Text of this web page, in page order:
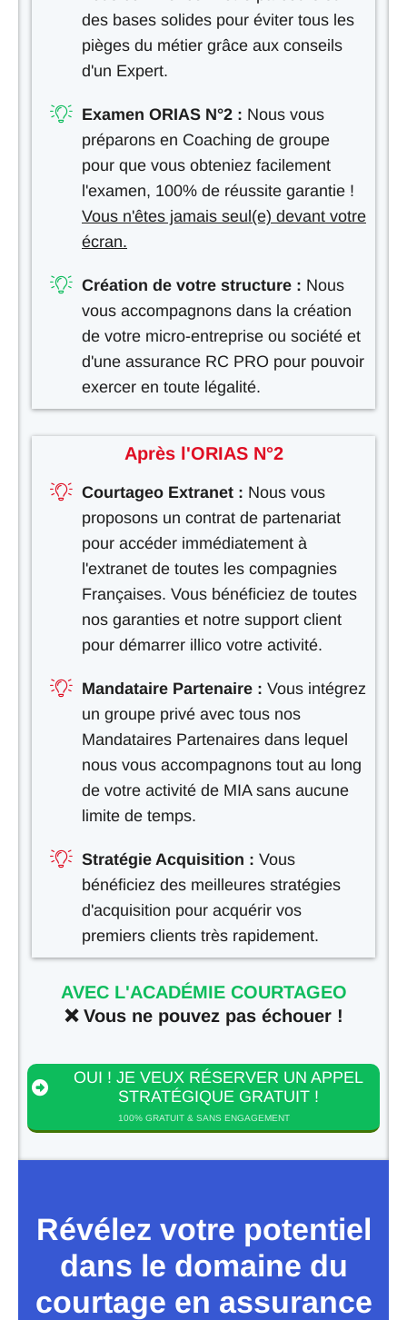
des bases solides pour éviter tous les
pièges du métier grâce aux conseils
d'un Expert.
Examen ORIAS N°2 : Nous vous
préparons en Coaching de groupe
pour que vous obteniez facilement
l'examen, 100% de réussite garantie !
Vous n'êtes jamais seul(e) devant votre
écran.
Création de votre structure : Nous
vous accompagnons dans la création
de votre micro-entreprise ou société et
d'une assurance RC PRO pour pouvoir
exercer en toute légalité.
Après l'ORIAS N°2
Courtageo Extranet : Nous vous
proposons un contrat de partenariat
pour accéder immédiatement à
l'extranet de toutes les compagnies
Françaises. Vous bénéficiez de toutes
nos garanties et notre support client
pour démarrer illico votre activité.
Mandataire Partenaire : Vous intégrez
un groupe privé avec tous nos
Mandataires Partenaires dans lequel
nous vous accompagnons tout au long
de votre activité de MIA sans aucune
limite de temps.
Stratégie Acquisition : Vous
bénéficiez des meilleures stratégies
d'acquisition pour acquérir vos
premiers clients très rapidement.
AVEC L'ACADÉMIE COURTAGEO
❌ Vous ne pouvez pas échouer !
OUI ! JE VEUX RÉSERVER UN APPEL
STRATÉGIQUE GRATUIT !
100% GRATUIT & SANS ENGAGEMENT
Révélez votre potentiel
dans le domaine du
courtage en assurance